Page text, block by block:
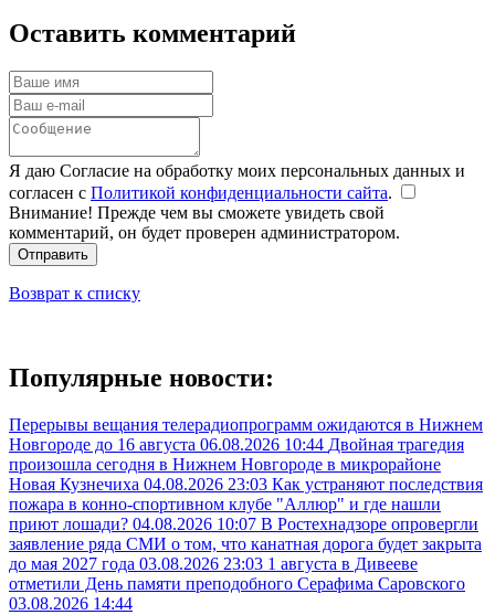
Оставить комментарий
Я даю Согласие на обработку моих персональных данных и
согласен с Политикой конфиденциальности сайта.
Внимание! Прежде чем вы сможете увидеть свой
комментарий, он будет проверен администратором.
Отправить
Возврат к списку
Популярные новости:
Перерывы вещания телерадиопрограмм ожидаются в Нижнем
Новгороде до 16 августа 06.08.2026 10:44 Двойная трагедия
произошла сегодня в Нижнем Новгороде в микрорайоне
Новая Кузнечиха 04.08.2026 23:03 Как устраняют последствия
пожара в конно-спортивном клубе "Аллюр" и где нашли
приют лошади? 04.08.2026 10:07 В Ростехнадзоре опровергли
заявление ряда СМИ о том, что канатная дорога будет закрыта
до мая 2027 года 03.08.2026 23:03 1 августа в Дивееве
отметили День памяти преподобного Серафима Саровского
03.08.2026 14:44